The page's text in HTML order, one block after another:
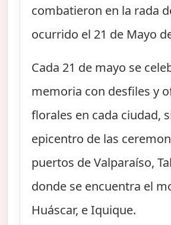
combatieron en la rada
ocurrido el 21 de Mayo
Cada 21 de mayo se
memoria con desfiles y
florales en cada ciudad,
epicentro de las
puertos de Valparaíso,
donde se encuentra el
Huáscar, e Iquique.